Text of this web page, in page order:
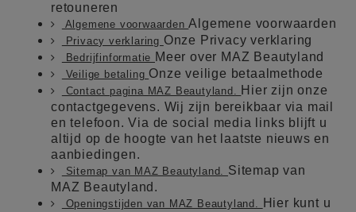
retouneren
Algemene voorwaardenAlgemene voorwaarden
Privacy verklaring Onze Privacy verklaring
Bedrijfinformatie Meer over MAZ Beautyland
Veilige betaling Onze veilige betaalmethode
Contact pagina MAZ Beautyland. Hier zijn onze
contactgegevens. Wij zijn bereikbaar via mail
en telefoon. Via de social media links blijft u
altijd op de hoogte van het laatste nieuws en
aanbiedingen.
Sitemap van MAZ Beautyland. Sitemap van
MAZ Beautyland.
Openingstijden van MAZ Beautyland.
Hier kunt u